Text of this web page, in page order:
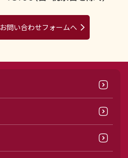
お問い合わせフォームへ